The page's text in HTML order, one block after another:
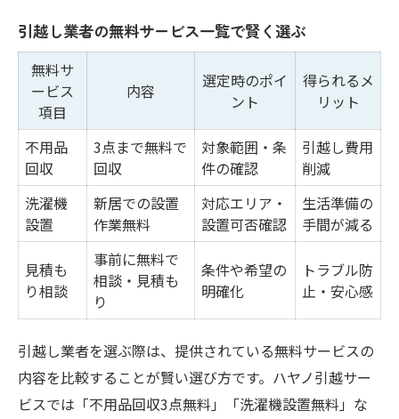
引越し業者の無料サービス一覧で賢く選ぶ
無料サ
ービス
項目
内容
選定時のポイ
ント
得られるメ
リット
不用品
回収
3点まで無料で
回収
対象範囲・条
件の確認
引越し費用
削減
洗濯機
設置
新居での設置
作業無料
対応エリア・
設置可否確認
生活準備の
手間が減る
見積も
り相談
事前に無料で
相談・見積も
り
条件や希望の
明確化
トラブル防
止・安心感
引越し業者を選ぶ際は、提供されている無料サービスの
内容を比較することが賢い選び方です。ハヤノ引越サー
ビスでは「不用品回収3点無料」「洗濯機設置無料」な